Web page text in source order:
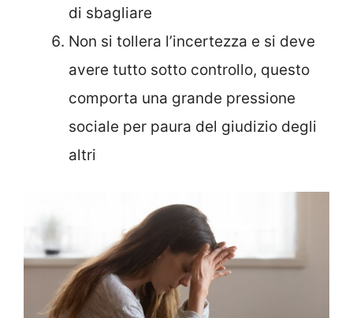
di sbagliare
Non si tollera l’incertezza e si deve
avere tutto sotto controllo, questo
comporta una grande pressione
sociale per paura del giudizio degli
altri